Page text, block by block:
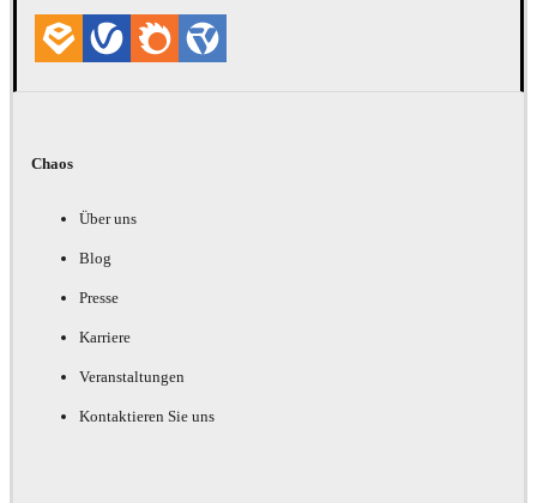
Chaos
Über uns
Blog
Presse
Karriere
Veranstaltungen
Kontaktieren Sie uns